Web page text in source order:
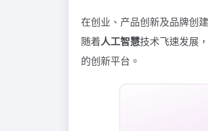
在创业、产品创新及品牌创建
随着人工智慧技术飞速发展
的创新平台。